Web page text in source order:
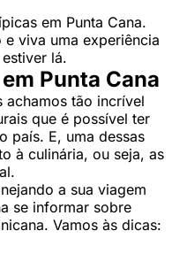
em Punta Cana.
viva uma experiência
lá.
Punta Cana
achamos tão incrível
que é possível ter
país. E, uma dessas
à culinária, ou seja, as
a sua viagem
se informar sobre
Vamos às dicas: